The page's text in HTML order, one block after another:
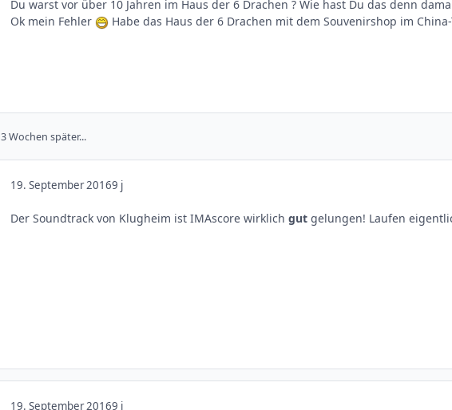
Du warst vor über 10 Jahren im Haus der 6 Drachen ? Wie hast Du das denn
Ok mein Fehler
Habe das Haus der 6 Drachen mit dem Souvenirshop im
3 Wochen später...
19. September 20169 j
Der Soundtrack von Klugheim ist IMAscore wirklich gut gelungen! Laufen
19. September 20169 j